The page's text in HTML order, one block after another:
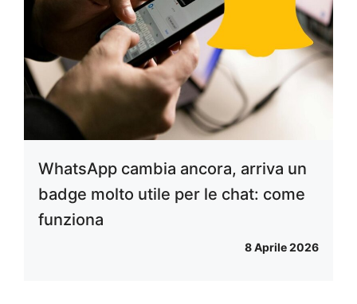
WhatsApp cambia ancora, arriva un
badge molto utile per le chat: come
funziona
8 Aprile 2026